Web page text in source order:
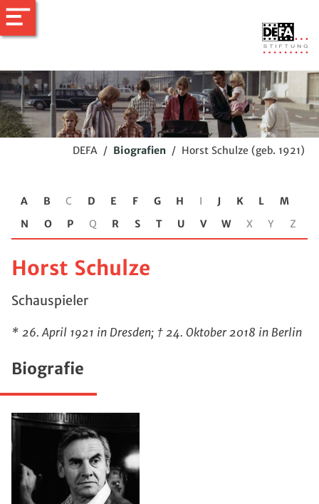
DEFA / Biografien / Horst Schulze (geb. 1921)
A B C D E F G H I J K L
M
N
O P Q R S T U V W X Y Z
Horst Schulze
Schauspieler
* 26. April 1921 in Dresden; † 24. Oktober 2018 in Berlin
Biografie